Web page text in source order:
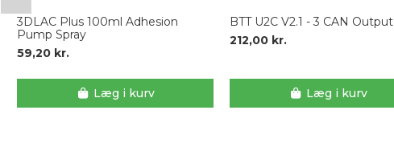
3DLAC Plus 100ml Adhesion
Pump Spray
59,20 kr.
Læg i kurv
BTT U2C V2.1 - 3 CAN Output
212,00 kr.
Læg i kurv